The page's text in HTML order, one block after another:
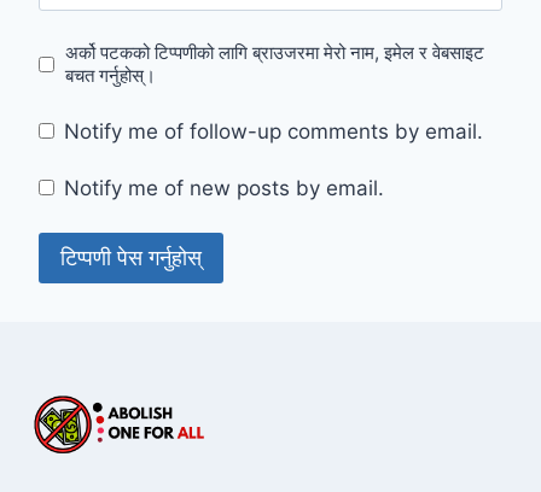
अर्को पटकको टिप्पणीको लागि ब्राउजरमा मेरो नाम, इमेल र वेबसाइट
बचत गर्नुहोस्।
Notify me of follow-up comments by email.
Notify me of new posts by email.